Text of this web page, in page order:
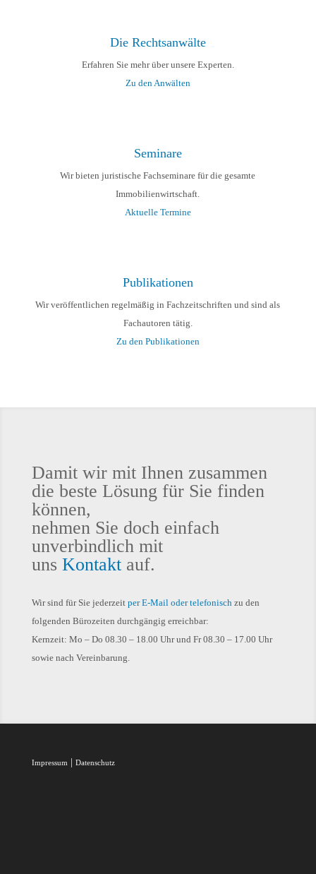
Die Rechtsanwälte
Erfahren Sie mehr über unsere Experten.
Zu den Anwälten
Seminare
Wir bieten juristische Fachseminare für die gesamte
Immobilienwirtschaft.
Aktuelle Termine
Publikationen
Wir veröffentlichen regelmäßig in Fachzeitschriften und sind als
Fachautoren tätig.
Zu den Publikationen
Damit wir mit Ihnen zusammen
die beste Lösung für Sie finden
können,
nehmen Sie doch einfach
unverbindlich mit
uns Kontaktauf.
Wir sind für Sie jederzeit per E-Mail oder telefonisch zu den
folgenden Bürozeiten durchgängig erreichbar:
Kernzeit: Mo – Do 08.30 – 18.00 Uhr und Fr 08.30 – 17.00 Uhr
sowie nach Vereinbarung.
Impressum | Datenschutz